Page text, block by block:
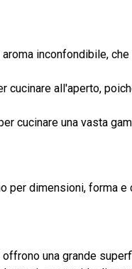
inconfondibile,
cucinare all'aperto,
cucinare una vasta
per dimensioni, forma e
una grande